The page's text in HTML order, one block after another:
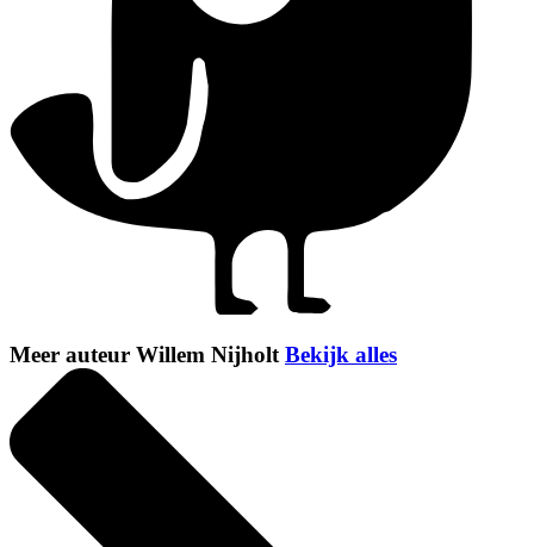
Meer auteur Willem Nijholt Bekijk alles